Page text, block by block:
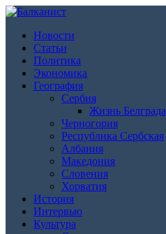
Новости
Статьи
Политика
Экономика
География
Сербия
Жизнь Белграда
Черногория
Республика Сербская
Албания
Македония
Словения
Хорватия
История
Интервью
Культура